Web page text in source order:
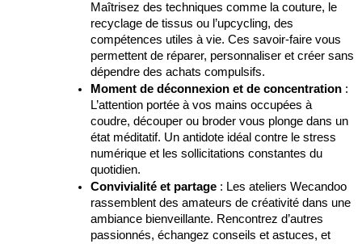
Maîtrisez des techniques comme la couture, le
recyclage de tissus ou l’upcycling, des
compétences utiles à vie. Ces savoir-faire vous
permettent de réparer, personnaliser et créer sans
dépendre des achats compulsifs.
Moment de déconnexion et de concentration :
L’attention portée à vos mains occupées à
coudre, découper ou broder vous plonge dans un
état méditatif. Un antidote idéal contre le stress
numérique et les sollicitations constantes du
quotidien.
Convivialité et partage : Les ateliers Wecandoo
rassemblent des amateurs de créativité dans une
ambiance bienveillante. Rencontrez d’autres
passionnés, échangez conseils et astuces, et